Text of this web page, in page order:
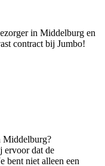
in Middelburg en
contract bij Jumbo!
Middelburg?
ervoor dat de
bent niet alleen een